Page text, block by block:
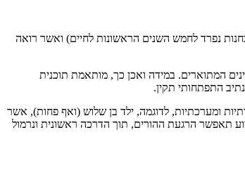
נפרד לחמש השנים הראשונות לחיים) ואשר רואה
המתוארים. במידה ואכן כך, מותאמת תוכנית
התפתחותי תקין.
ומערכתיות, לדוגמה, ילד בן שלוש (ואף פחות), אשר
תאפשר הרגעת ההורים, תוך הדרכה ראשונית ונרמול